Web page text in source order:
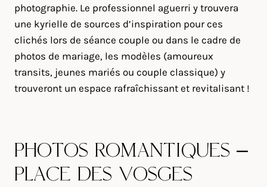
photographie. Le professionnel aguerri y trouvera
une kyrielle de sources d’inspiration pour ces
clichés lors de séance couple ou dans le cadre de
photos de mariage, les modèles (amoureux
transits, jeunes mariés ou couple classique) y
trouveront un espace rafraîchissant et revitalisant !
PHOTOS ROMANTIQUES –
PLACE DES VOSGES